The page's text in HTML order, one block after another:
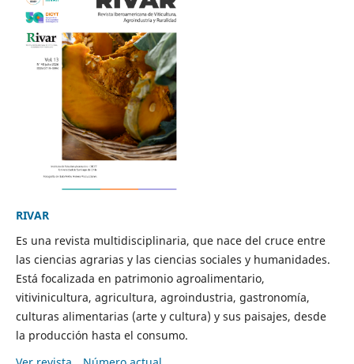
RIVAR
Es una revista multidisciplinaria, que nace del cruce entre
las ciencias agrarias y las ciencias sociales y humanidades.
Está focalizada en patrimonio agroalimentario,
vitivinicultura, agricultura, agroindustria, gastronomía,
culturas alimentarias (arte y cultura) y sus paisajes, desde
la producción hasta el consumo.